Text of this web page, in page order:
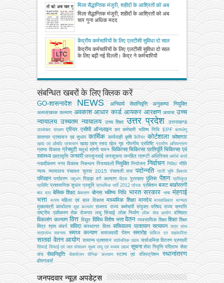
मिला सैद्धान्तिक मंजूरी, शहीदों के आश्रितों को अब
चार गुना अधिक मदद
मिला सैद्धान्तिक मंजूरी, शहीदों के आश्रितों को अब
चार गुना अधिक मदद
केंद्रीय कर्मचारियों के लिए एलटीसी सुविधा दो साल
के लिए बढ़ी
केंद्रीय कर्मचारियों के लिए एलटीसी सुविधा दो साल
के लिए बढ़ी नई दिल्ली। केंद्र ने कर्मचारियों
संबन्धित खबरों के लिए क्लिक करें
GO-शासनादेश NEWS अनिवार्य सेवानिवृत्ति अनुकम्पा नियुक्ति
अल्‍पसंख्‍यक कल्‍याण अवकाश आधार कार्ड आयकर आरक्षण आवास उच्च
न्यायालय उच्चतम न्यायालय उच्‍च शिक्षा उत्तर प्रदेश उत्तराखण्ड
उपभोक्‍ता संरक्षण एरियर एसीपी ऑनलाइन कर कर्मचारी भविष्य निधि EPF कामधेनु
कारागार प्रशासन एवं सुधार कार्मिक कार्यवाही कृषि कैरियर कोर्टशाला कोषागार
खाद्य एवं औषधि प्रशासन खाद्य एवम् रसद खेल गृह गोपनीय प्रविष्टि ग्रामीण अभियन्‍त्रण
ग्राम्य विकास ग्रेच्युटी चतुर्थ श्रेणी चयन चिकित्सा चिकित्सा प्रतिपूर्ति चिकित्‍सा एवं
स्वास्थ्य छात्रवृत्ति जनवरी जनसुनवाई जनसूचना जनहित गारण्टी अधिनियम धर्मार्थ कार्य
नकदीकरण नगर विकास निबन्‍धन नियमावली नियुक्ति नियोजन निर्वाचन निविदा नीति
न्याय न्यायालय पंचायत चुनाव 2015 पंचायती राज पदोन्नति परती भूमि विकास
परिवहन पर्यावरण पशुधन पिछड़ा वर्ग कल्‍याण पीएफ पुरस्कार पुलिस पेंशन
प्रतिकूल
प्रविष्टि प्रशासनिक सुधार प्रसूति प्राथमिक भर्ती 2012 प्रेरक प्रोबेशन बजट बर्खास्तगी
बाट माप बेसिक शिक्षा बैकलाग बोनस भविष्य निधि भारत सरकार भाषा मंहगाई
भत्ता
मत्‍स्‍य महिला एवं बाल विकास माध्यमिक शिक्षा मानदेय मानवाधिकार मान्यता
मुख्‍यमंत्री कार्यालय युवा कल्याण राजस्व राज्य कर्मचारी संयुक्त परिषद राज्य सम्पत्ति
राष्ट्रीय एकीकरण रोक रोजगार लघु सिंचाई लोक निर्माण लोक सेवा आयोग वरिष्ठता
विकलांग कल्याण वित्त विद्युत विविध विशेष भत्ता वेतन व्‍यवसायिक शिक्षा शिक्षा शिक्षा
मित्र श्रम संवर्ग संविदा संस्‍थागत वित्‍त सचिवालय प्रशासन सत्यापन सत्र लाभ
सत्रलाभ
समन्वय समाज कल्याण समाजवादी पेंशन समारोह सर्किल दर सहकारिता
सातवां वेतन आयोग सामान्य प्रशासन सार्वजनिक उद्यम सार्वजनिक वितरण प्रणाली
सिंचाई सिंचाई एवं जल संसाधन सूक्ष्म लघु एवं मध्यम उद्यम सूचना सेवा निवृत्ति परिलाभ सेवा
संघ
सेवानिवृत्ति सेवायोजन सैनिक कल्‍याण स्टाम्प एवं रजिस्ट्रेशन स्थानांतरण
होमगाडर्स
जनपदवार न्यूज़ अपडेट्स